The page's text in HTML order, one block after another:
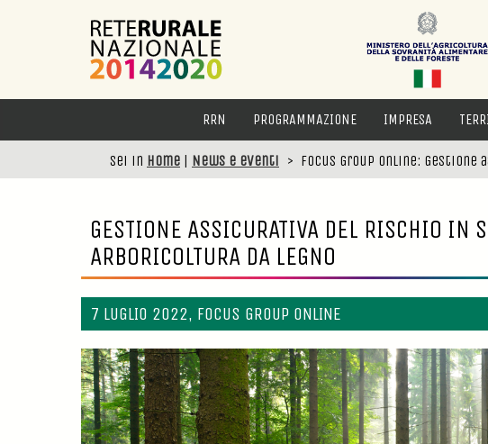
RRN PROGRAMMAZIONE IMPRESA
Sei in Home | News e eventi > Focus Group Online:
GESTIONE ASSICURATIVA DEL RISCHIO IN
ARBORICOLTURA DA LEGNO
7 LUGLIO 2022, FOCUS GROUP ONLINE